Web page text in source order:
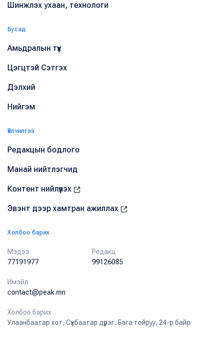
Шинжлэх ухаан, технологи
Бусад
Амьдралын түүх
Цэгцтэй Сэтгэх
Дэлхий
Нийгэм
Үйлчилгээ
Редакцын бодлого
Манай нийтлэгчид
Контент нийлүүлэх
Эвэнт дээр хамтран ажиллах
Холбоо барих
Мэдээ
77191977
Редакц
99126085
Имэйл
contact@peak.mn
Холбоо барих
Улаанбаатар хот, Сүхбаатар дүүрэг, Бага тойруу, 24-р байр